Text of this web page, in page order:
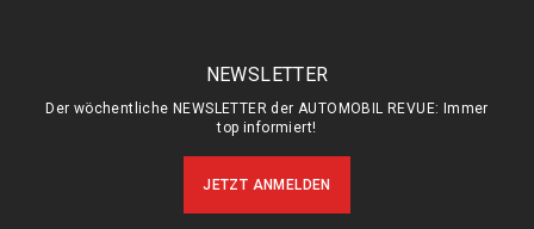
NEWSLETTER
Der wöchentliche NEWSLETTER der AUTOMOBIL REVUE: Immer
top informiert!
JETZT ANMELDEN